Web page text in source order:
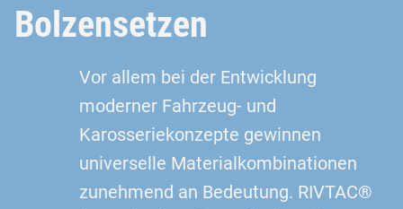
Bolzensetzen
Vor allem bei der Entwicklung
moderner Fahrzeug- und
Karosseriekonzepte gewinnen
universelle Materialkombinationen
zunehmend an Bedeutung. RIVTAC®